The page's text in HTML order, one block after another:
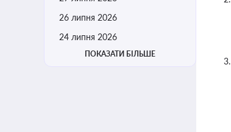
26 липня 2026
24 липня 2026
ПОКАЗАТИ БІЛЬШЕ